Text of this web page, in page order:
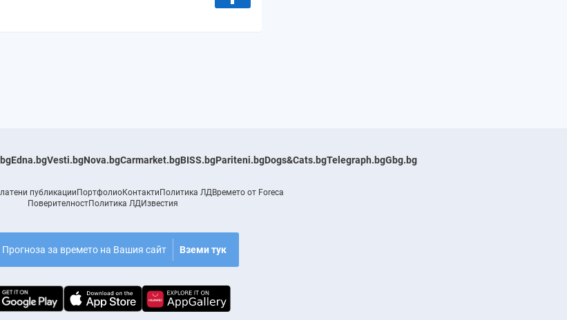
Edna.bgVesti.bgNova.bgCarmarket.bgBISS.bgPariteni.bgDogs&Cats.bgTelegraph.bgGbg.bg
публикацииПортфолиоКонтактиПолитика ЛДВремето от Foreca
ПоверителностПолитика ЛДИзвестия
Прогноза за времето на Вашия сайт Вземи тук